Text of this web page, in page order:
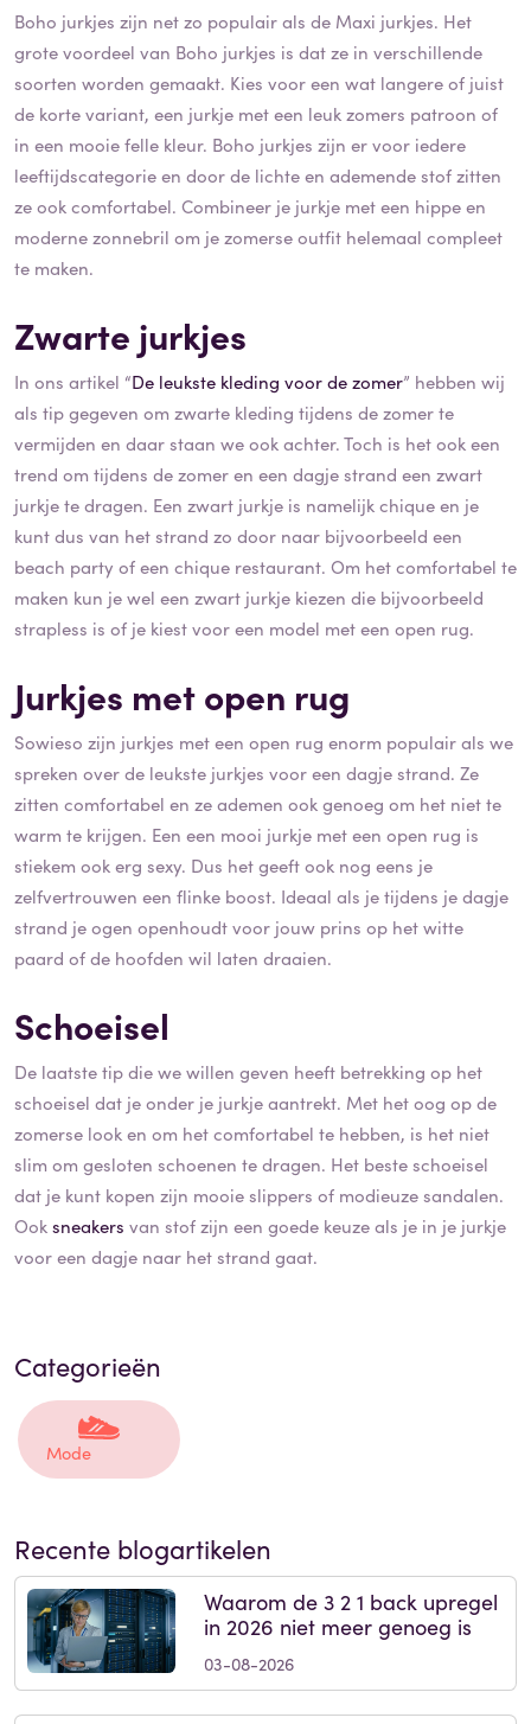
Boho jurkjes zijn net zo populair als de Maxi jurkjes. Het
grote voordeel van Boho jurkjes is dat ze in verschillende
soorten worden gemaakt. Kies voor een wat langere of juist
de korte variant, een jurkje met een leuk zomers patroon of
in een mooie felle kleur. Boho jurkjes zijn er voor iedere
leeftijdscategorie en door de lichte en ademende stof zitten
ze ook comfortabel. Combineer je jurkje met een hippe en
moderne zonnebril om je zomerse outfit helemaal compleet
te maken.
Zwarte jurkjes
In ons artikel “De leukste kleding voor de zomer” hebben wij
als tip gegeven om zwarte kleding tijdens de zomer te
vermijden en daar staan we ook achter. Toch is het ook een
trend om tijdens de zomer en een dagje strand een zwart
jurkje te dragen. Een zwart jurkje is namelijk chique en je
kunt dus van het strand zo door naar bijvoorbeeld een
beach party of een chique restaurant. Om het comfortabel te
maken kun je wel een zwart jurkje kiezen die bijvoorbeeld
strapless is of je kiest voor een model met een open rug.
Jurkjes met open rug
Sowieso zijn jurkjes met een open rug enorm populair als we
spreken over de leukste jurkjes voor een dagje strand. Ze
zitten comfortabel en ze ademen ook genoeg om het niet te
warm te krijgen. Een een mooi jurkje met een open rug is
stiekem ook erg sexy. Dus het geeft ook nog eens je
zelfvertrouwen een flinke boost. Ideaal als je tijdens je dagje
strand je ogen openhoudt voor jouw prins op het witte
paard of de hoofden wil laten draaien.
Schoeisel
De laatste tip die we willen geven heeft betrekking op het
schoeisel dat je onder je jurkje aantrekt. Met het oog op de
zomerse look en om het comfortabel te hebben, is het niet
slim om gesloten schoenen te dragen. Het beste schoeisel
dat je kunt kopen zijn mooie slippers of modieuze sandalen.
Ooksneakers van stof zijn een goede keuze als je in je jurkje
voor een dagje naar het strand gaat.
Categorieën
Mode
Recente blogartikelen
Waarom de 3 2 1 back upregel
in 2026 niet meer genoeg is
03-08-2026